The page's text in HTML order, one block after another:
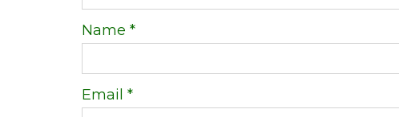
Name *
Email *